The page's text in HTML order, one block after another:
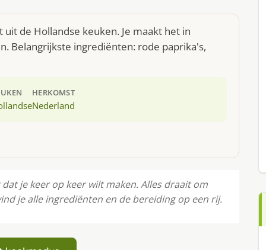
de Hollandse keuken. Je maakt het in
Belangrijkste ingrediënten: rode paprika's,
HERKOMST
Nederland
je keer op keer wilt maken. Alles draait om
je alle ingrediënten en de bereiding op een rij.